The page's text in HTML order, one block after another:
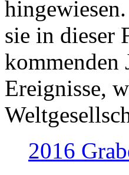
sie in dieser
kommenden
Ereignisse,
2016